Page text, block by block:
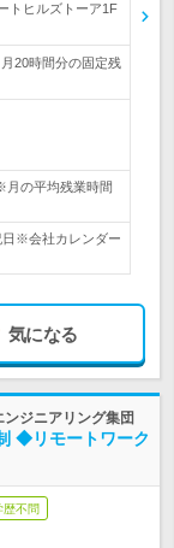
トヒルズトーア1F
20時間分の固定残
月の平均残業時間
日※会社カレンダー
気になる
ジニアリング集団
◆リモートワーク
歴不問